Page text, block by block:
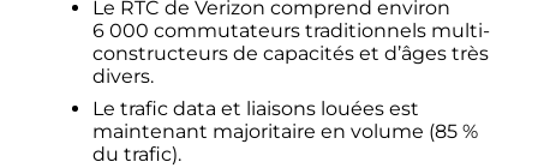
Le RTC de Verizon comprend environ
6 000 commutateurs traditionnels multi-
constructeurs de capacités et d’âges très
divers.
Le trafic data et liaisons louées est
maintenant majoritaire en volume (85 %
du trafic).